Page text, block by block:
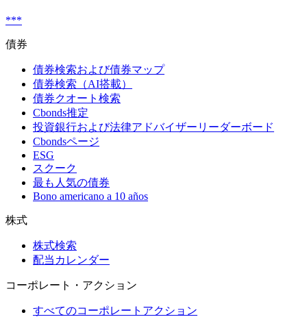
***
債券
債券検索および債券マップ
債券検索（AI搭載）
債券クオート検索
Cbonds推定
投資銀行および法律アドバイザーリーダーボード
Cbondsページ
ESG
スクーク
最も人気の債券
Bono americano a 10 años
株式
株式検索
配当カレンダー
コーポレート・アクション
すべてのコーポレートアクション